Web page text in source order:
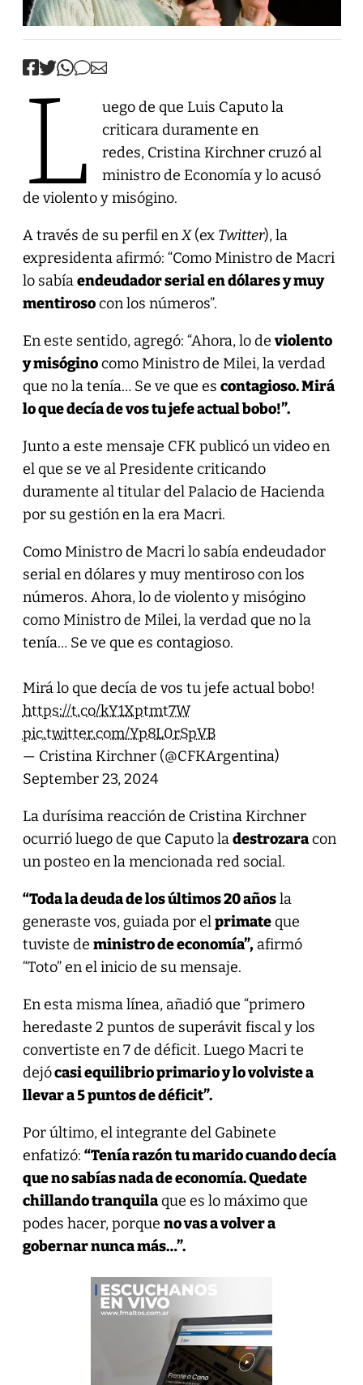
L
uego de que Luis Caputo la
criticara duramente en
redes, Cristina Kirchner cruzó al
ministro de Economía y lo acusó
de violento y misógino.
A través de su perfil enX(ex Twitter), la
expresidenta afirmó: “Como Ministro de Macri
lo sabíaendeudador serial en dólares y muy
mentirosocon los números”.
En este sentido, agregó: “Ahora, lo de violento
y misóginocomo Ministro de Milei, la verdad
que no la tenía… Se ve que es contagioso. Mirá
lo que decía de vos tu jefe actual bobo!”.
Junto a este mensaje CFK publicó un video en
el que se ve al Presidente criticando
duramente al titular del Palacio de Hacienda
por su gestión en la era Macri.
Como Ministro de Macri lo sabía endeudador
serial en dólares y muy mentiroso con los
números. Ahora, lo de violento y misógino
como Ministro de Milei, la verdad que no la
tenía… Se ve que es contagioso.
Mirá lo que decía de vos tu jefe actual bobo!
https://t.co/kY1Xptmt7W
pic.twitter.com/Yp8L0rSpVB
— Cristina Kirchner (@CFKArgentina)
September 23, 2024
La durísima reacción de Cristina Kirchner
ocurrió luego de que Caputo ladestrozaracon
un posteo en la mencionada red social.
“Toda la deuda de los últimos 20 añosla
generaste vos, guiada por elprimateque
tuviste de ministro de economía”,afirmó
“Toto” en el inicio de su mensaje.
En esta misma línea, añadió que “primero
heredaste 2 puntos de superávit fiscal y los
convertiste en 7 de déficit. Luego Macri te
dejócasi equilibrio primario y lo volviste a
llevar a 5 puntos de déficit”.
Por último, el integrante del Gabinete
enfatizó: “Tenía razón tu marido cuando decía
que no sabías nada de economía. Quedate
chillando tranquilaque es lo máximo que
podes hacer, porque no vas a volver a
gobernar nunca más…”.